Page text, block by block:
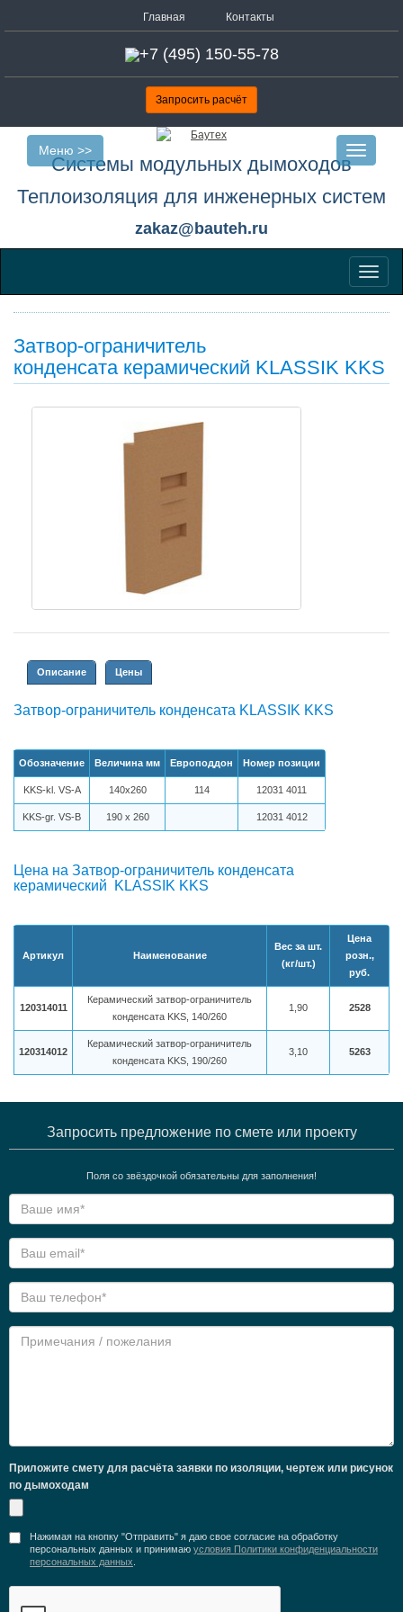
Главная Контакты
+7 (495) 150-55-78
Запросить расчёт
Системы модульных дымоходов
Теплоизоляция для инженерных систем
zakaz@bauteh.ru
Меню
Меню >>
Toggle
Затвор-ограничитель
конденсата керамический KLASSIK KKS
Описание Цены
Затвор-ограничитель конденсата KLASSIK KKS
Обозначение Величина мм Евро­поддон Номер позиции
KKS-kl. VS-А 140x260 114 12031 4011
KKS-gr. VS-B 190 х 260 12031 4012
Цена на Затвор-ограничитель конденсата
керамический KLASSIK KKS
Артикул Наименование
Вес за шт.
(кг/шт.)
Цена
розн.,
руб.
120314011
Керамический затвор-ограничитель
конденсата KKS, 140/260
1,90 2528
120314012
Керамический затвор-ограничитель
конденсата KKS, 190/260
3,10 5263
Запросить предложение по смете или проекту
Поля со звёздочкой обязательны для заполнения!
Приложите смету для расчёта заявки по изоляции, чертеж или рисунок
по дымоходам
Нажимая на кнопку "Отправить" я даю свое согласие на обработку
персональных данных и принимаю условия Политики конфиденциальности
персональных данных